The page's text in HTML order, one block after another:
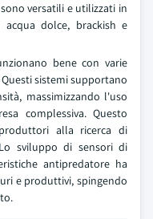
versatili e utilizzati in
dolce, brackish e
bene con varie
sistemi supportano
massimizzando l'uso
complessiva. Questo
alla ricerca di
sviluppo di sensori di
antipredatore ha
e produttivi, spingendo